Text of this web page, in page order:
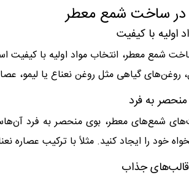
در ساخت شمع معطر
شمع معطر، انتخاب مواد اولیه با کیفیت
روغن‌های گیاهی مثل روغن نعناع یا لیمو،
شمع‌های معطر، بوی منحصر به فرد
خود را ایجاد کنید. مثلاً با ترکیب عصاره